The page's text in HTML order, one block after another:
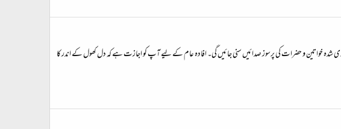
خواتین و حضرات کی پرسوز صدائیں سنی جائیں گی۔ افادہ عام کے لیے آپ کو اجازت ہے کہ دل کھول کے اندر کا